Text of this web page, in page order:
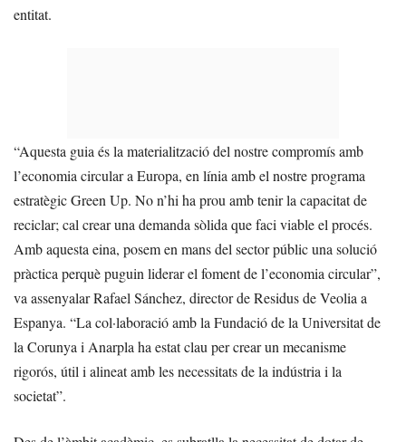
entitat.
“Aquesta guia és la materialització del nostre compromís amb
l’economia circular a Europa, en línia amb el nostre programa
estratègic Green Up. No n’hi ha prou amb tenir la capacitat de
reciclar; cal crear una demanda sòlida que faci viable el procés.
Amb aquesta eina, posem en mans del sector públic una solució
pràctica perquè puguin liderar el foment de l’economia circular”,
va assenyalar Rafael Sánchez, director de Residus de Veolia a
Espanya. “La col·laboració amb la Fundació de la Universitat de
la Corunya i Anarpla ha estat clau per crear un mecanisme
rigorós, útil i alineat amb les necessitats de la indústria i la
societat”.